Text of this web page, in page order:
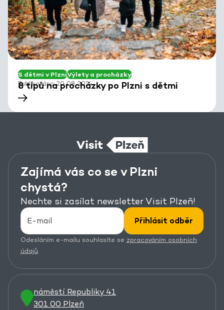
S dětmi v PlzniVýlety a procházky
Publikováno: 20. 08. 2024
8 tipů na procházky po Plzni s dětmi
Zajímá vás co se v Plzni
chystá?
Nechte si zasílat newsletter Visit Plzeň!
Přihlásit odběr
Odesláním e-mailu souhlasíte se zpracováním osobních
údajů.
náměstí Republiky 41
301 00 Plzeň